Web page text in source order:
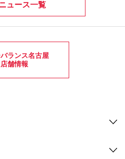
ュース一覧
ランス名古屋
店舗情報